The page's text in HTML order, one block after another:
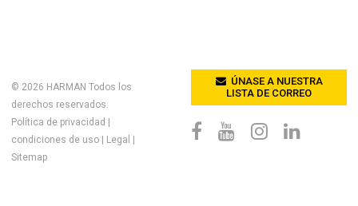
© 2026 HARMAN Todos los
derechos reservados.
Política de privacidad |
condiciones de uso | Legal |
Sitemap
ÚNASE A NUESTRA
LISTA DE CORREO